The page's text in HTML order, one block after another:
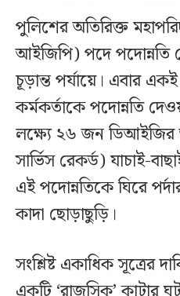
পুলিশের অতিরিক্ত
আইজিপি) পদে পদোন্নতি
চূড়ান্ত পর্যায়ে। এবার
কর্মকর্তাকে পদোন্নতি
লক্ষ্যে ২৬ জন
সার্ভিস রেকর্ড) যাচাই-
এই পদোন্নতিকে ঘিরে
কাদা ছোড়াছুড়ি।
সংশ্লিষ্ট একাধিক সূত্রের